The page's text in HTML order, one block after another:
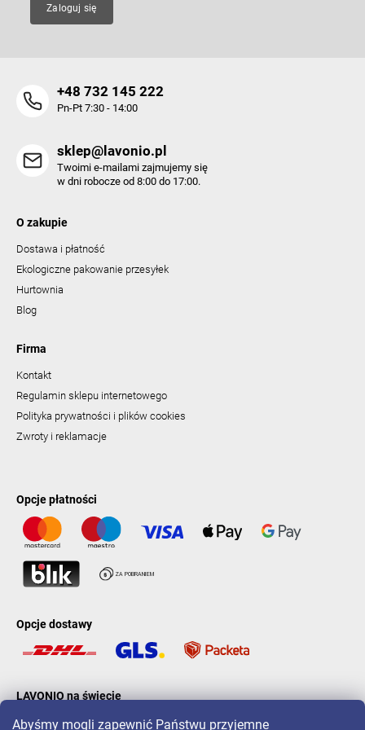
Abyśmy mogli zapewnić Państwu przyjemne
Zaloguj się
+48 732 145 222
Pn-Pt 7:30 - 14:00
sklep@lavonio.pl
Twoimi e-mailami zajmujemy się
w dni robocze od 8:00 do 17:00.
O zakupie
Dostawa i płatność
Ekologiczne pakowanie przesyłek
Hurtownia
Blog
Firma
Kontakt
Regulamin sklepu internetowego
Polityka prywatności i plików cookies
Zwroty i reklamacje
Opcje płatności
Opcje dostawy
LAVONIO na świecie